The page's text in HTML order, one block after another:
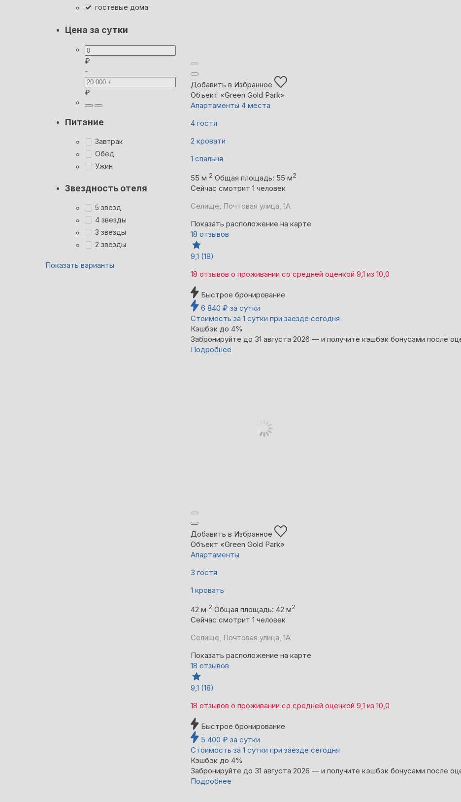
гостевые дома
Цена за сутки
₽
-
₽
Питание
Завтрак
Обед
Ужин
Звездность отеля
5 звезд
4 звезды
3 звезды
2 звезды
Показать варианты
Добавить в Избранное
Объект «Green Gold Park»
Апартаменты 4 места
4 гостя
2 кровати
1 спальня
55 м 2 Общая площадь: 55 м2
Сейчас смотрит 1 человек
Селище, Почтовая улица, 1А
Показать расположение на карте
18 отзывов
9,1 (18)
18 отзывов о проживании со средней оценкой 9,1 из 10,0
Быстрое бронирование
6 840 ₽ за сутки
Стоимость за 1 сутки при заезде сегодня
Кэшбэк до 4%
Забронируйте до 31 августа 2026 — и получите кэшбэк бонусами после
Подробнее
Добавить в Избранное
Объект «Green Gold Park»
Апартаменты
3 гостя
1 кровать
42 м 2 Общая площадь: 42 м2
Сейчас смотрит 1 человек
Селище, Почтовая улица, 1А
Показать расположение на карте
18 отзывов
9,1 (18)
18 отзывов о проживании со средней оценкой 9,1 из 10,0
Быстрое бронирование
5 400 ₽ за сутки
Стоимость за 1 сутки при заезде сегодня
Кэшбэк до 4%
Забронируйте до 31 августа 2026 — и получите кэшбэк бонусами после
Подробнее